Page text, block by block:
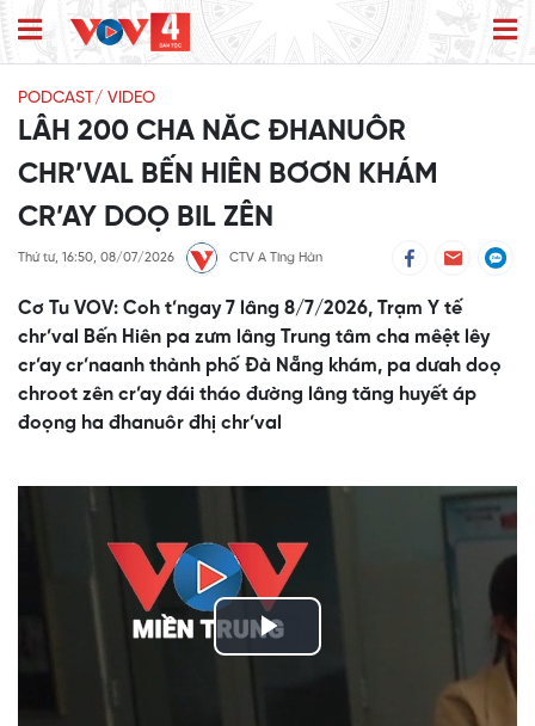
PODCAST/ VIDEO
LÂH 200 CHA NĂC ĐHANUÔR
CHR’VAL BẾN HIÊN BƠƠN KHÁM
CR’AY DOỌ BIL ZÊN
Thứ tư, 16:50, 08/07/2026 CTV A Ting Hàn
Cơ Tu VOV: Coh t’ngay 7 lâng 8/7/2026, Trạm Y tế
chr’val Bến Hiên pa zưm lâng Trung tâm cha mêệt lêy
cr’ay cr’naanh thành phố Đà Nẵng khám, pa dưah doọ
chroot zên cr’ay đái tháo đường lâng tăng huyết áp
đoọng ha đhanuôr đhị chr’val
Play